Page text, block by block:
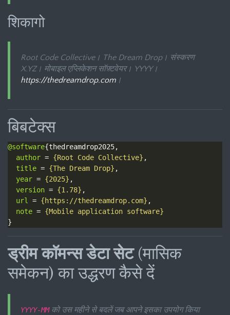
शिकागो
Root Code Collective। The Dream Drop। संस्करण
X.YZ। मोबाइल एप्लिकेशन सॉफ़्टवेयर। YYYY।
https://thedreamdrop.com ।
बिबटेक्स
@software
author = {Root Code Collective}
title = {The Dream Drop}
year = {2025}
version = {1.78}
url
= {https://thedreamdrop.com}
note = {Mobile application software}
ड्रीम कॉमन्स डेटा सेट(मासिक
समेकन) का उद्धरण कैसे दें
YYYY-MMको उस महीने से बदलें जब आपने इसका उपयोग किया